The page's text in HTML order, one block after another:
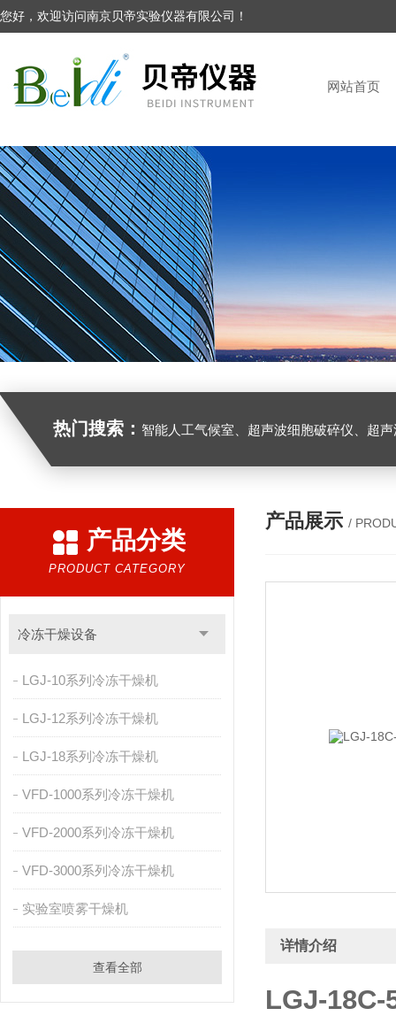
您好，欢迎访问南京贝帝实验仪器有限公司！
网站首页
热门搜索： 智能人工气候室、超声波细胞破碎仪、超
产品分类
PRODUCT CATEGORY
冷冻干燥设备
LGJ-10系列冷冻干燥机
LGJ-12系列冷冻干燥机
LGJ-18系列冷冻干燥机
VFD-1000系列冷冻干燥机
VFD-2000系列冷冻干燥机
VFD-3000系列冷冻干燥机
实验室喷雾干燥机
查看全部
产品展示 /
详情介绍
LGJ-18C-